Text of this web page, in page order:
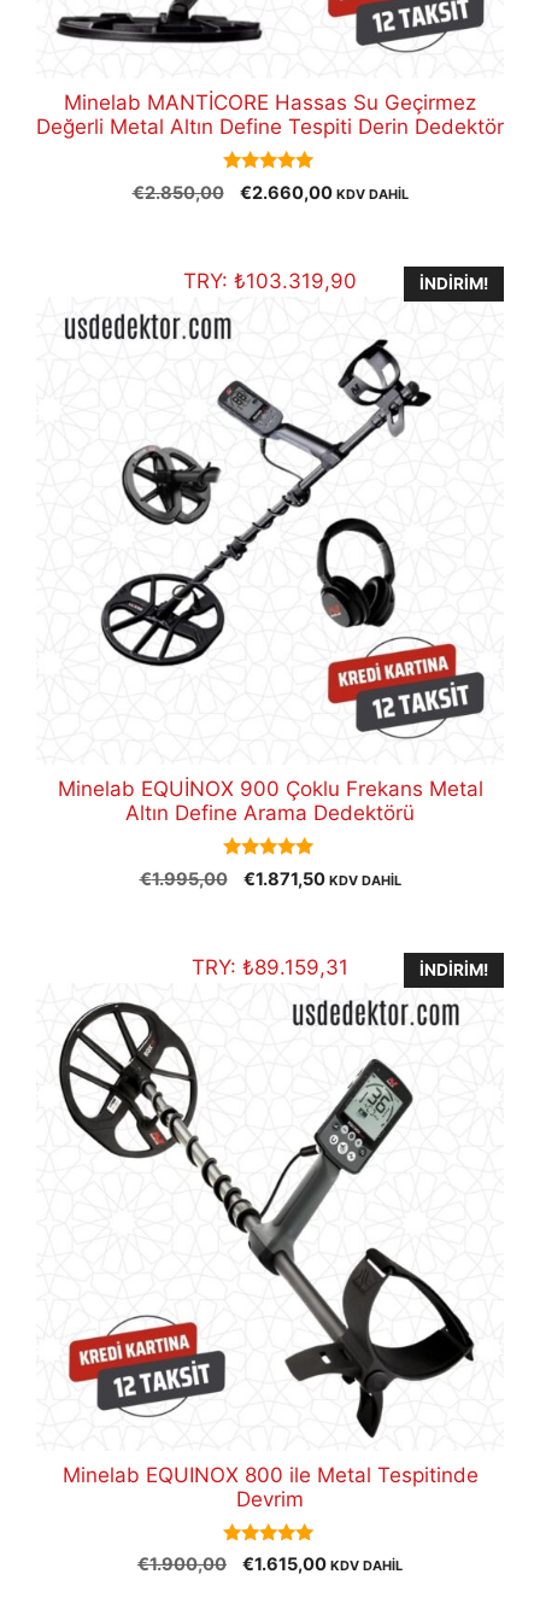
Minelab MANTİCORE Hassas Su Geçirmez
Değerli Metal Altın Define Tespiti Derin Dedektör
5.00
out of 5
€2.850,00
Orijinal
€2.660,00Şu
€2.660,00.
KDV DAHİL
TRY: ₺103.319,90 İNDIRIM!
Minelab EQUİNOX 900 Çoklu Frekans Metal
Altın Define Arama Dedektörü
5.00
out of 5
€1.995,00
Orijinal
€1.871,50Şu
€1.871,50.
KDV DAHİL
TRY: ₺89.159,31 İNDIRIM!
Minelab EQUINOX 800 ile Metal Tespitinde
Devrim
5.00
out of 5
€1.900,00
Orijinal
€1.615,00Şu
KDV DAHİL